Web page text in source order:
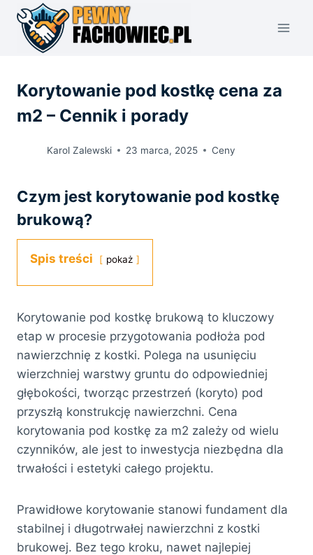
Przejdź
treści
Korytowanie pod kostkę cena za
m2 – Cennik i porady
Karol Zalewski 23 marca, 2025 Ceny
Czym jest korytowanie pod kostkę
brukową?
Spis treści pokaż
Korytowanie pod kostkę brukową to kluczowy
etap w procesie przygotowania podłoża pod
nawierzchnię z kostki. Polega na usunięciu
wierzchniej warstwy gruntu do odpowiedniej
głębokości, tworząc przestrzeń (koryto) pod
przyszłą konstrukcję nawierzchni. Cena
korytowania pod kostkę za m2 zależy od wielu
czynników, ale jest to inwestycja niezbędna dla
trwałości i estetyki całego projektu.
Prawidłowe korytowanie stanowi fundament dla
stabilnej i długotrwałej nawierzchni z kostki
brukowej. Bez tego kroku, nawet najlepiej